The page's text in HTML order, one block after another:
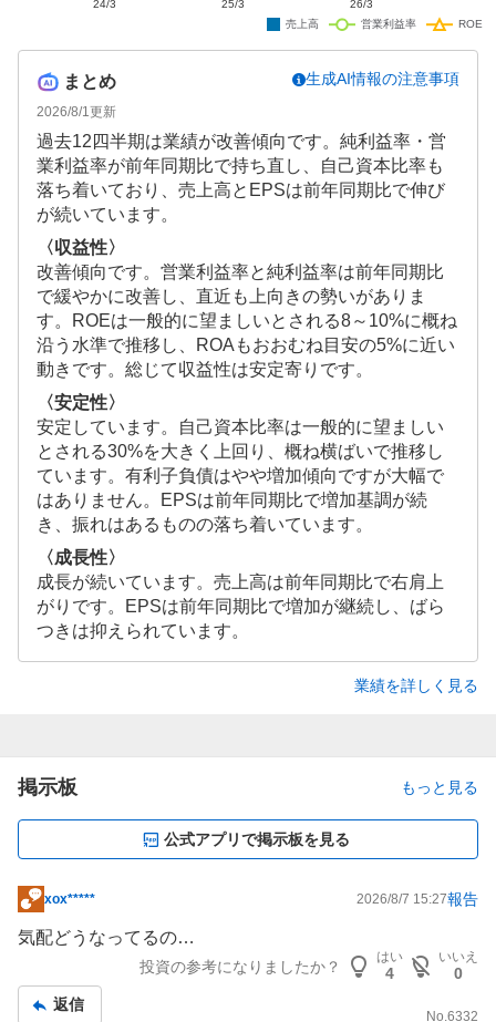
まとめ
2026/8/1更新
生成AI情報の注意事項
過去12四半期は業績が改善傾向です。純利益率・営
業利益率が前年同期比で持ち直し、自己資本比率も
落ち着いており、売上高とEPSは前年同期比で伸び
が続いています。
〈収益性〉
改善傾向です。営業利益率と純利益率は前年同期比
で緩やかに改善し、直近も上向きの勢いがありま
す。ROEは一般的に望ましいとされる8～10%に概ね
沿う水準で推移し、ROAもおおむね目安の5%に近い
動きです。総じて収益性は安定寄りです。
〈安定性〉
安定しています。自己資本比率は一般的に望ましい
とされる30%を大きく上回り、概ね横ばいで推移し
ています。有利子負債はやや増加傾向ですが大幅で
はありません。EPSは前年同期比で増加基調が続
き、振れはあるものの落ち着いています。
〈成長性〉
成長が続いています。売上高は前年同期比で右肩上
がりです。EPSは前年同期比で増加が継続し、ばら
つきは抑えられています。
業績を詳しく見る
掲示板 もっと見る
公式アプリで掲示板を見る
掲
示
記
事
xox***** 2026/8/7 15:27報告
気配どうなってるの…
投資の参考になりましたか？
はい
4
いいえ
0
返信
No. 6332